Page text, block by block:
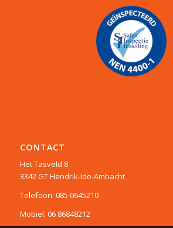
CONTACT
Het Tasveld 8
3342 GT Hendrik-Ido-Ambacht
Telefoon: 085 0645210
Mobiel: 06 86848212